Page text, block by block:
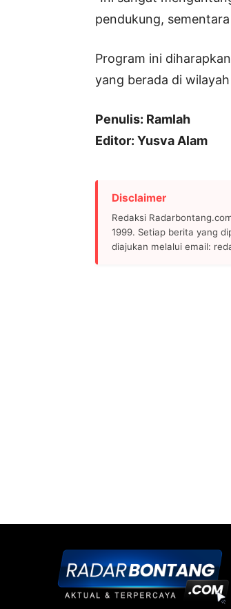
pendukung,
Program ini
yang berada di
Penulis: Ramlah
Editor: Yusva Alam
Disclaimer
Redaksi
1999. Setiap berita yang
diajukan melalui email: